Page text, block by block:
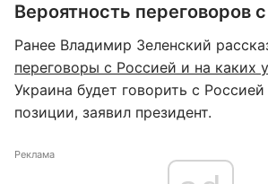
Вероятность переговоров
Ранее Владимир Зеленский
переговоры с Россией и на каких
Украина будет говорить с
позиции, заявил президент.
Реклама